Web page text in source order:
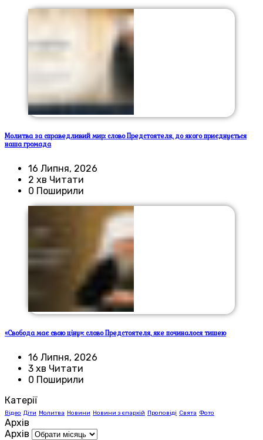
Молитва за справедливий мир: слово Предстоятеля, до якого приєднується
наша громада
16 Липня, 2026
2 хв Читати
0 Поширили
«Свобода має свою ціну»: слово Предстоятеля, яке починалося тишею
16 Липня, 2026
3 хв Читати
0 Поширили
Катерії
Відео Діти Молитва Новини Новини з єпархій Проповіді Свята Фото
Архів
Архів